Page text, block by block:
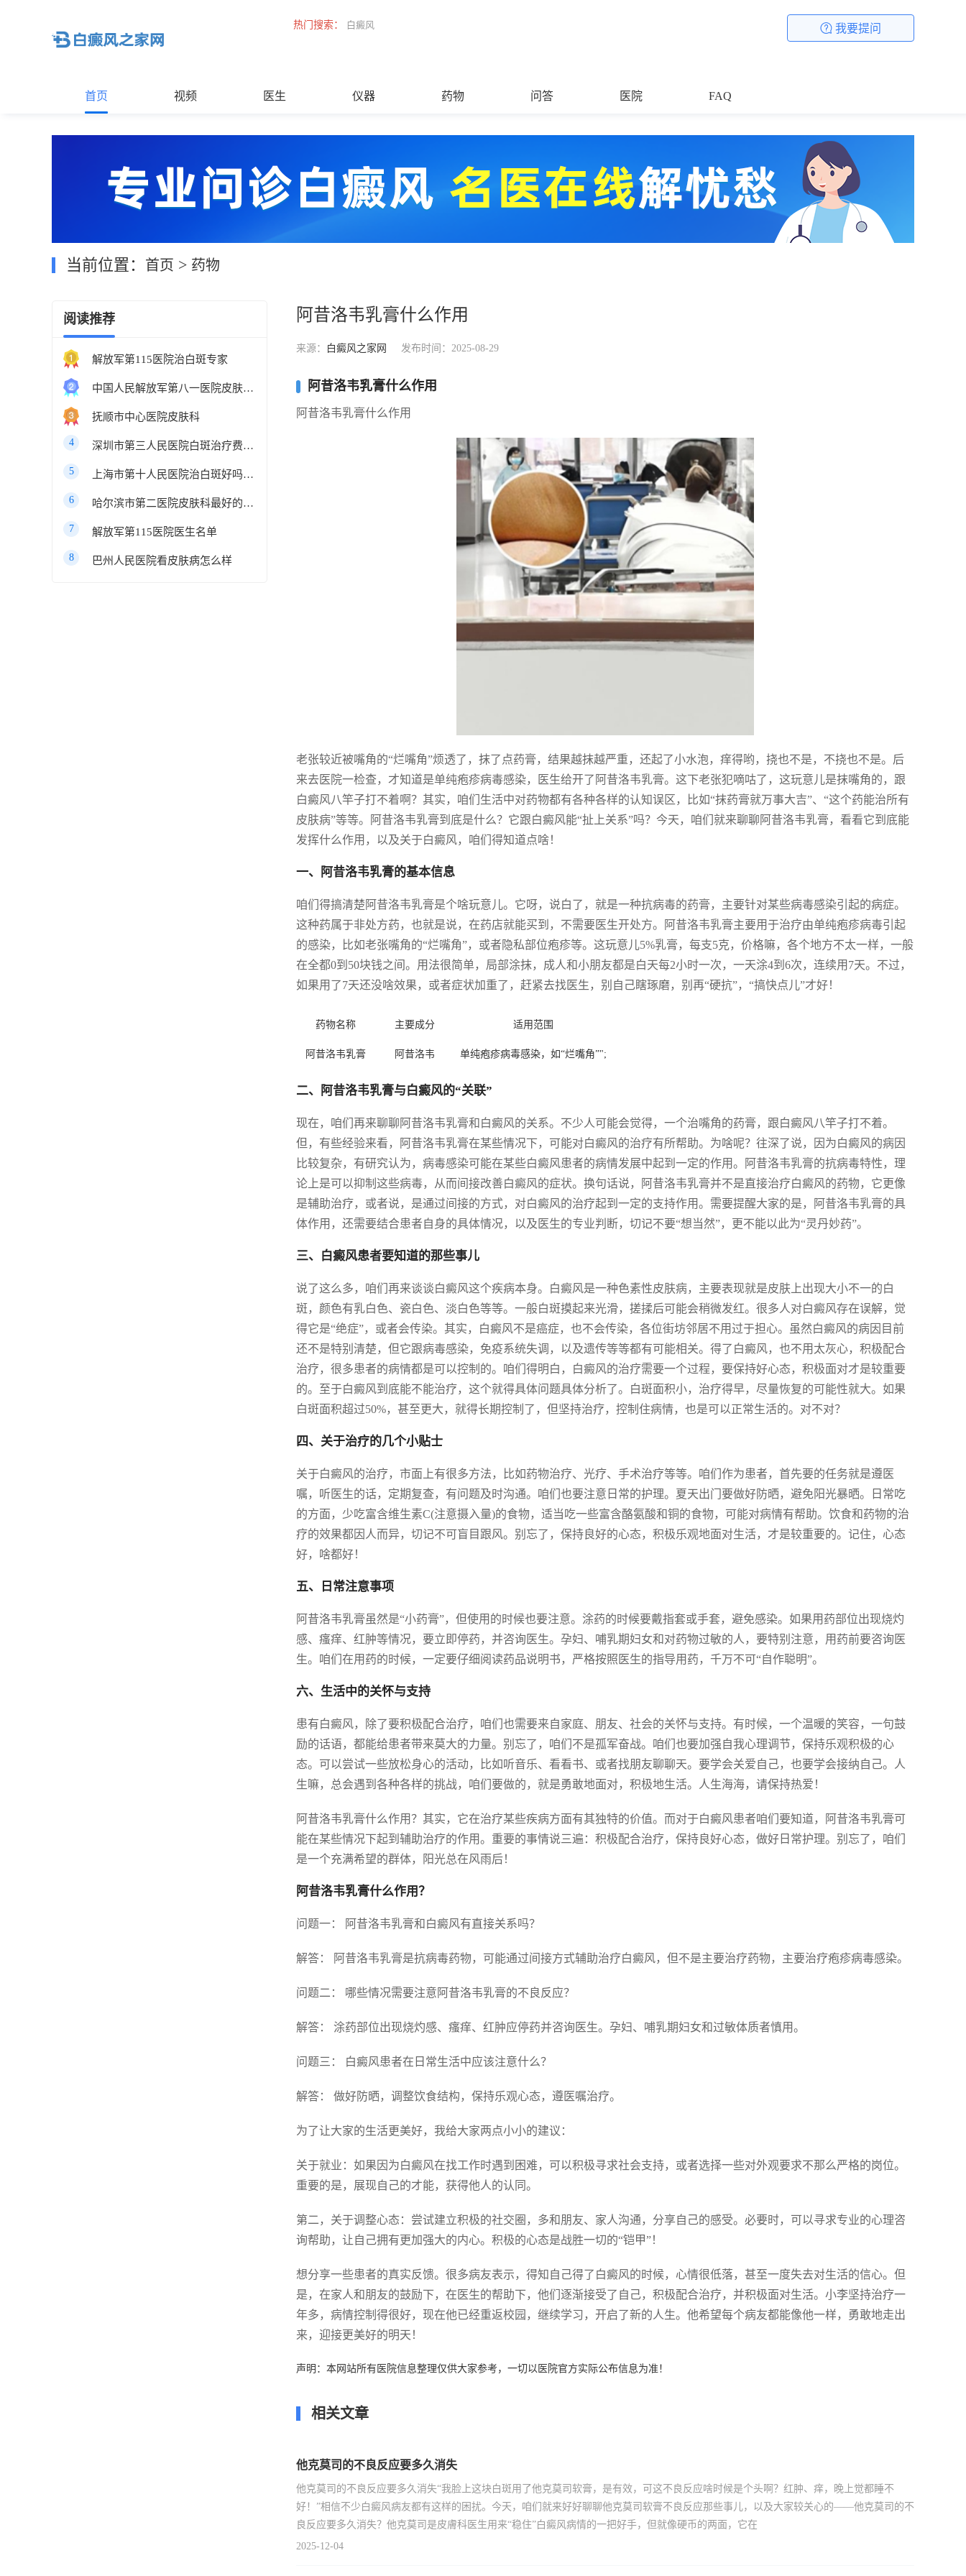
热门搜索： 白癜风 我要提问
首页 视频 医生 仪器 药物 问答 医院 FAQ
当前位置： 首页 > 药物
阅读推荐
解放军第115医院治白斑专家
中国人民解放军第八一医院皮肤科最好的医生
抚顺市中心医院皮肤科
4 深圳市第三人民医院白斑治疗费用多少
5 上海市第十人民医院治白斑好吗知乎
6 哈尔滨市第二医院皮肤科最好的医生
7 解放军第115医院医生名单
8 巴州人民医院看皮肤病怎么样
阿昔洛韦乳膏什么作用
来源： 白癜风之家网 发布时间：2025-08-29
阿昔洛韦乳膏什么作用
阿昔洛韦乳膏什么作用
老张较近被嘴角的“烂嘴角”烦透了，抹了点药膏，结果越抹越严重，还起了小水泡，痒得哟，挠也不是，不挠也不是。后
来去医院一检查，才知道是单纯疱疹病毒感染，医生给开了阿昔洛韦乳膏。这下老张犯嘀咕了，这玩意儿是抹嘴角的，跟
白癜风八竿子打不着啊？其实，咱们生活中对药物都有各种各样的认知误区，比如“抹药膏就万事大吉”、“这个药能治所有
皮肤病”等等。阿昔洛韦乳膏到底是什么？它跟白癜风能“扯上关系”吗？今天，咱们就来聊聊阿昔洛韦乳膏，看看它到底能
发挥什么作用，以及关于白癜风，咱们得知道点啥！
一、阿昔洛韦乳膏的基本信息
咱们得搞清楚阿昔洛韦乳膏是个啥玩意儿。它呀，说白了，就是一种抗病毒的药膏，主要针对某些病毒感染引起的病症。
这种药属于非处方药，也就是说，在药店就能买到，不需要医生开处方。阿昔洛韦乳膏主要用于治疗由单纯疱疹病毒引起
的感染，比如老张嘴角的“烂嘴角”，或者隐私部位疱疹等。这玩意儿5%乳膏，每支5克，价格嘛，各个地方不太一样，一般
在全都0到50块钱之间。用法很简单，局部涂抹，成人和小朋友都是白天每2小时一次，一天涂4到6次，连续用7天。不过，
如果用了7天还没啥效果，或者症状加重了，赶紧去找医生，别自己瞎琢磨，别再“硬抗”，“搞快点儿”才好！
药物名称 主要成分 适用范围
阿昔洛韦乳膏 阿昔洛韦 单纯疱疹病毒感染，如“烂嘴角”";
二、阿昔洛韦乳膏与白癜风的“关联”
现在，咱们再来聊聊阿昔洛韦乳膏和白癜风的关系。不少人可能会觉得，一个治嘴角的药膏，跟白癜风八竿子打不着。
但，有些经验来看，阿昔洛韦乳膏在某些情况下，可能对白癜风的治疗有所帮助。为啥呢？往深了说，因为白癜风的病因
比较复杂，有研究认为，病毒感染可能在某些白癜风患者的病情发展中起到一定的作用。阿昔洛韦乳膏的抗病毒特性，理
论上是可以抑制这些病毒，从而间接改善白癜风的症状。换句话说，阿昔洛韦乳膏并不是直接治疗白癜风的药物，它更像
是辅助治疗，或者说，是通过间接的方式，对白癜风的治疗起到一定的支持作用。需要提醒大家的是，阿昔洛韦乳膏的具
体作用，还需要结合患者自身的具体情况，以及医生的专业判断，切记不要“想当然”，更不能以此为“灵丹妙药”。
三、白癜风患者要知道的那些事儿
说了这么多，咱们再来谈谈白癜风这个疾病本身。白癜风是一种色素性皮肤病，主要表现就是皮肤上出现大小不一的白
斑，颜色有乳白色、瓷白色、淡白色等等。一般白斑摸起来光滑，搓揉后可能会稍微发红。很多人对白癜风存在误解，觉
得它是“绝症”，或者会传染。其实，白癜风不是癌症，也不会传染，各位街坊邻居不用过于担心。虽然白癜风的病因目前
还不是特别清楚，但它跟病毒感染，免疫系统失调，以及遗传等等都有可能相关。得了白癜风，也不用太灰心，积极配合
治疗，很多患者的病情都是可以控制的。咱们得明白，白癜风的治疗需要一个过程，要保持好心态，积极面对才是较重要
的。至于白癜风到底能不能治疗，这个就得具体问题具体分析了。白斑面积小，治疗得早，尽量恢复的可能性就大。如果
白斑面积超过50%，甚至更大，就得长期控制了，但坚持治疗，控制住病情，也是可以正常生活的。对不对？
四、关于治疗的几个小贴士
关于白癜风的治疗，市面上有很多方法，比如药物治疗、光疗、手术治疗等等。咱们作为患者，首先要的任务就是遵医
嘱，听医生的话，定期复查，有问题及时沟通。咱们也要注意日常的护理。夏天出门要做好防晒，避免阳光暴晒。日常吃
的方面，少吃富含维生素C(注意摄入量)的食物，适当吃一些富含酪氨酸和铜的食物，可能对病情有帮助。饮食和药物的治
疗的效果都因人而异，切记不可盲目跟风。别忘了，保持良好的心态，积极乐观地面对生活，才是较重要的。记住，心态
好，啥都好！
五、日常注意事项
阿昔洛韦乳膏虽然是“小药膏”，但使用的时候也要注意。涂药的时候要戴指套或手套，避免感染。如果用药部位出现烧灼
感、瘙痒、红肿等情况，要立即停药，并咨询医生。孕妇、哺乳期妇女和对药物过敏的人，要特别注意，用药前要咨询医
生。咱们在用药的时候，一定要仔细阅读药品说明书，严格按照医生的指导用药，千万不可“自作聪明”。
六、生活中的关怀与支持
患有白癜风，除了要积极配合治疗，咱们也需要来自家庭、朋友、社会的关怀与支持。有时候，一个温暖的笑容，一句鼓
励的话语，都能给患者带来莫大的力量。别忘了，咱们不是孤军奋战。咱们也要加强自我心理调节，保持乐观积极的心
态。可以尝试一些放松身心的活动，比如听音乐、看看书、或者找朋友聊聊天。要学会关爱自己，也要学会接纳自己。人
生嘛，总会遇到各种各样的挑战，咱们要做的，就是勇敢地面对，积极地生活。人生海海，请保持热爱！
阿昔洛韦乳膏什么作用？其实，它在治疗某些疾病方面有其独特的价值。而对于白癜风患者咱们要知道，阿昔洛韦乳膏可
能在某些情况下起到辅助治疗的作用。重要的事情说三遍：积极配合治疗，保持良好心态，做好日常护理。别忘了，咱们
是一个充满希望的群体，阳光总在风雨后！
阿昔洛韦乳膏什么作用？
问题一： 阿昔洛韦乳膏和白癜风有直接关系吗？
解答： 阿昔洛韦乳膏是抗病毒药物，可能通过间接方式辅助治疗白癜风，但不是主要治疗药物，主要治疗疱疹病毒感染。
问题二： 哪些情况需要注意阿昔洛韦乳膏的不良反应？
解答： 涂药部位出现烧灼感、瘙痒、红肿应停药并咨询医生。孕妇、哺乳期妇女和过敏体质者慎用。
问题三： 白癜风患者在日常生活中应该注意什么？
解答： 做好防晒，调整饮食结构，保持乐观心态，遵医嘱治疗。
为了让大家的生活更美好，我给大家两点小小的建议：
关于就业：如果因为白癜风在找工作时遇到困难，可以积极寻求社会支持，或者选择一些对外观要求不那么严格的岗位。
重要的是，展现自己的才能，获得他人的认同。
第二，关于调整心态：尝试建立积极的社交圈，多和朋友、家人沟通，分享自己的感受。必要时，可以寻求专业的心理咨
询帮助，让自己拥有更加强大的内心。积极的心态是战胜一切的“铠甲”！
想分享一些患者的真实反馈。很多病友表示，得知自己得了白癜风的时候，心情很低落，甚至一度失去对生活的信心。但
是，在家人和朋友的鼓励下，在医生的帮助下，他们逐渐接受了自己，积极配合治疗，并积极面对生活。小李坚持治疗一
年多，病情控制得很好，现在他已经重返校园，继续学习，开启了新的人生。他希望每个病友都能像他一样，勇敢地走出
来，迎接更美好的明天！
声明：本网站所有医院信息整理仅供大家参考，一切以医院官方实际公布信息为准！
相关文章
他克莫司的不良反应要多久消失
他克莫司的不良反应要多久消失“我脸上这块白斑用了他克莫司软膏，是有效，可这不良反应啥时候是个头啊？红肿、痒，晚上觉都睡不
好！”相信不少白癜风病友都有这样的困扰。今天，咱们就来好好聊聊他克莫司软膏不良反应那些事儿，以及大家较关心的——他克莫司的不
良反应要多久消失？他克莫司是皮膚科医生用来“稳住”白癜风病情的一把好手，但就像硬币的两面，它在
2025-12-04